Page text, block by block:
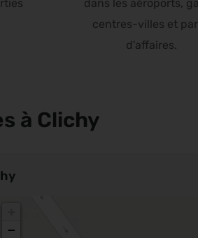
dans les aéroports,
centres-villes et
d'affaires.
à Clichy
−